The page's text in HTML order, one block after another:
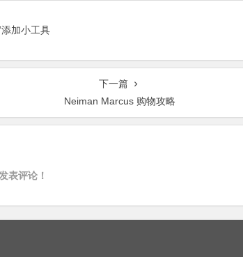
添加小工具
下一篇
Neiman Marcus 购物攻略
表评论！